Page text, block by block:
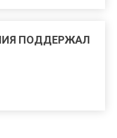
ПОДДЕРЖАЛ